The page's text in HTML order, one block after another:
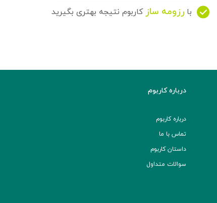
با رزومه ساز کاربوم نتیجه بهتری بگیرید
درباره کاربوم
درباره کاربوم
تماس با ما
داستان کاربوم
سوالات متداول